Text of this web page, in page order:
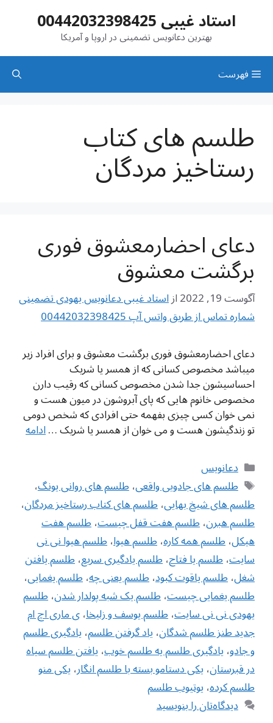
استاد غیبی 00442032398425
بهترین دعانویس تضمینی در اروپا و آمریکا
فهرست
طلسم های کتاب
رستاخیز مردگان
دعای احضارمعشوق فوری
برگشت معشوق
آگوست 19, 2022 ازاستاد غیبی دعانویس یهودی تضمینی
شماره تماس از طریق واتس آپ 00442032398425
دعای احضارمعشوق فوری برگشت معشوق و برای افراد زیر
میباشد مخصوص کسانی که از همسر یا شریک
احساسیشون جدا شدن مخصوص کسانی که رقیب دارن
مخصوص خانوم هایی که پای آبروشون در میون هست و
نمی خوان کسی چیزی بفهمه حتی افرادی که شخص دومی
تو زندگیشون هست و می خوان از همسر یا شریک …ادامه
دسته‌ها
دعانویس
برچسب‌ها
طلسم های جادویی واقعی،طلسم های روانی یونگ،
طلسم های شیخ بهایی،طلسم های کتاب رستاخیز مردگان،
طلسم هبرن،طلسم هفت قفل چیست،طلسم هفت
هیکل،طلسم همه کاره،طلسم هیوا،طلسم هیوا نی نی
سایت،طلسم یا فتاح،طلسم یادگیری سریع،طلسم یافتن
شغل،طلسم یاقوت کبود،طلسم یعنی چه،طلسم یغمایی،
طلسم یغمایی چیست،طلسم یک شبه پولدار شدن،طلسم
یهودی نی نی سایت،طلسم یوسف و زلیخا،ی ماری اچ ام
جدید طنز طلسم شدگان،یاد گرفتن طلسم،یادگیری طلسم
و جادو،یادگیری طلسم یه طلسم خوب،یافتن طلسم سیاه
در قبرستان،یکی دستامو بسته با طلسم انگار،یکی منو
طلسم کرده،یوتیوب طلسم
دیدگاه‌تان را بنویسید